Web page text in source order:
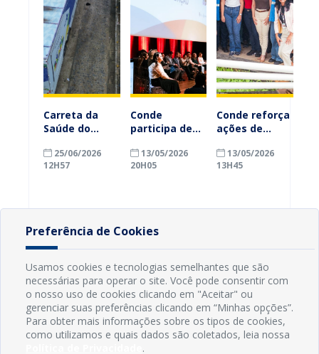
Carreta da
Saúde do
Federal chega
a Conde para
reduzir fila de
25/06/2026
12H57
Conde
participa de
estadual
sobre primeira
pelo TCE-PB e
Pessoa
13/05/2026
20H05
Conde reforça
ações de
assistência
com apoio da
durante
13/05/2026
13H45
Preferência de Cookies
Usamos cookies e tecnologias semelhantes que são
necessárias para operar o site. Você pode consentir com
o nosso uso de cookies clicando em "Aceitar" ou
gerenciar suas preferências clicando em “Minhas opções”.
Para obter mais informações sobre os tipos de cookies,
como utilizamos e quais dados são coletados, leia nossa
.